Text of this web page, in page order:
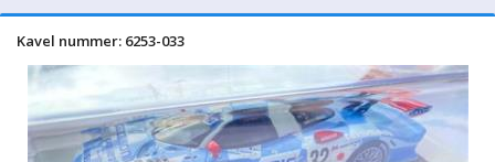
Kavel nummer: 6253-033